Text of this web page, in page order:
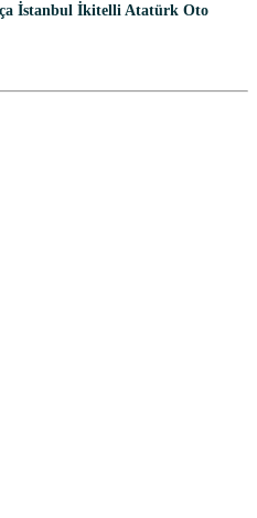
İstanbul İkitelli Atatürk Oto